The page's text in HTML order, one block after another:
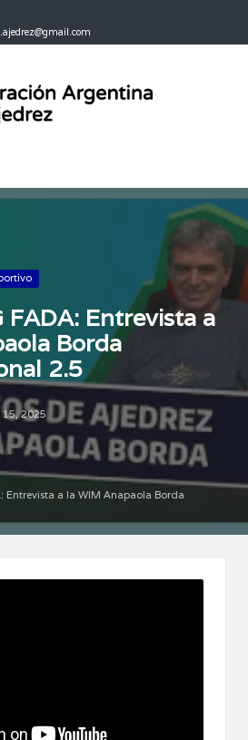
FADA: Entrevista a
Borda
2.5
2025
Entrevista a la WIM Anapaola Borda